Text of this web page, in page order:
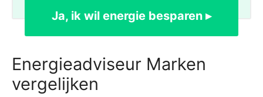
Ja, ik wil energie besparen ▸
Energieadviseur Marken
vergelijken